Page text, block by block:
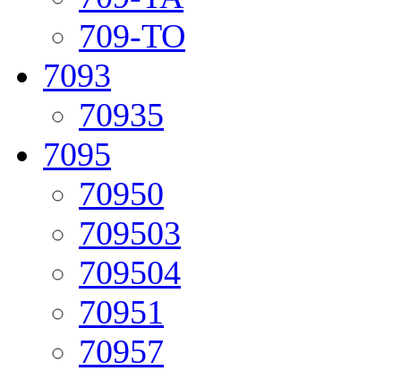
709-TO
7093
70935
7095
70950
709503
709504
70951
70957